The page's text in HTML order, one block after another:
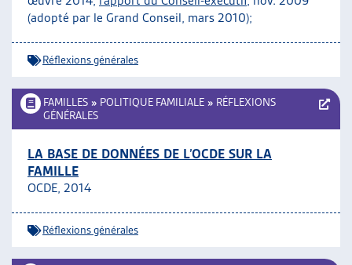
(adopté par le Grand Conseil, mars 2010);
Réflexions générales
FAMILLES » POLITIQUE FAMILIALE » RÉFLEXIONS
GÉNÉRALES
LA BASE DE DONNÉES DE L’OCDE SUR LA
FAMILLE
OCDE, 2014
Réflexions générales